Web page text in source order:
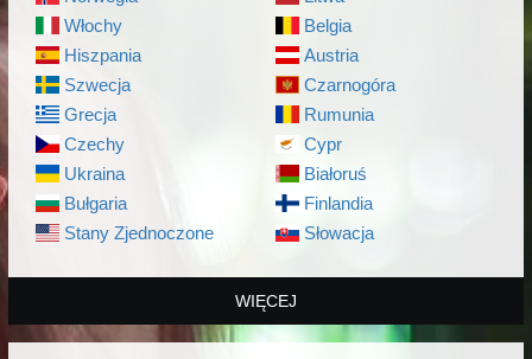
Włochy
Hiszpania
Szwecja
Grecja
Czechy
Ukraina
Bułgaria
Stany Zjednoczone
Belgia
Austria
Czarnogóra
Rumunia
Cypr
Białoruś
Finlandia
Słowacja
WIĘCEJ